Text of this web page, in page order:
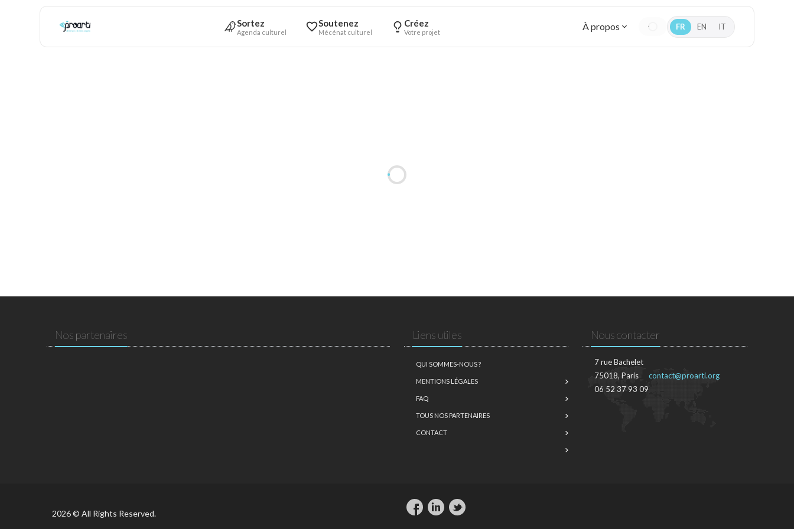
Sortez
Agenda culturel
Soutenez
Mécénat culturel
Créez
Votre projet À propos FR EN IT
Nos partenaires Liens utiles
QUI SOMMES-NOUS ?
MENTIONS LÉGALES
FAQ
TOUS NOS PARTENAIRES
CONTACT
Nous contacter
7 rue Bachelet
75018, Paris
06 52 37 93 09
contact@proarti.org
2026 © All Rights Reserved.